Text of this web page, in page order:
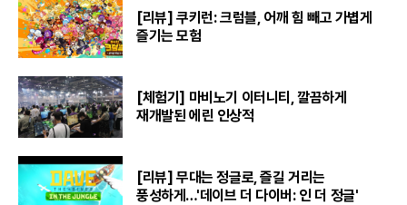
[리뷰] 쿠키런: 크럼블, 어깨 힘 빼고 가볍게
즐기는 모험
[체험기] 마비노기 이터니티, 깔끔하게
재개발된 에린 인상적
[리뷰] 무대는 정글로, 즐길 거리는
풍성하게…'데이브 더 다이버: 인 더 정글'